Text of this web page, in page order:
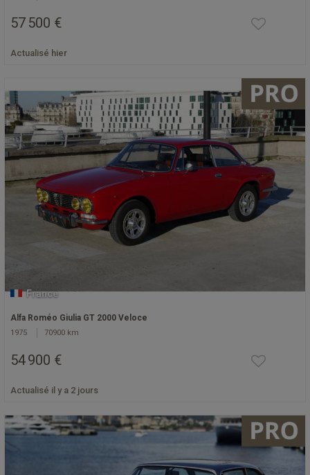
57 500 €
Actualisé hier
France
Alfa Roméo Giulia GT 2000 Veloce
1975 70900 km
54 900 €
Actualisé il y a 2 jours